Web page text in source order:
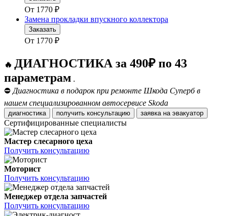
От 1770 ₽
Замена прокладки впускного коллектора
Заказать
От 1770 ₽
🔥 ДИАГНОСТИКА за 490₽ по 43
параметрам .
⛔ Диагностика в подарок при ремонте Шкода Суперб в
нашем специализированном автосервисе Skoda
диагностика получить консультацию заявка на эвакуатор
Сертифицированные специалисты
Мастер слесарного цеха
Получить консультацию
Моторист
Получить консультацию
Менеджер отдела запчастей
Получить консультацию